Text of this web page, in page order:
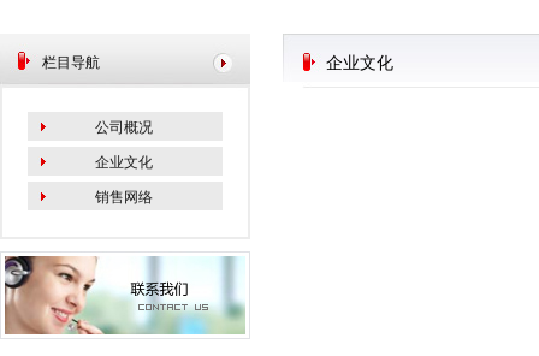
企业文化
栏目导航
公司概况
企业文化
销售网络